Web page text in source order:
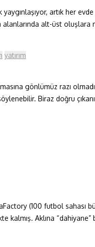
artık her
alt-üst oluşlara
yatırım
gönlümüz razı
Biraz doğru
(100 futbol sahası
kalmış. Aklına